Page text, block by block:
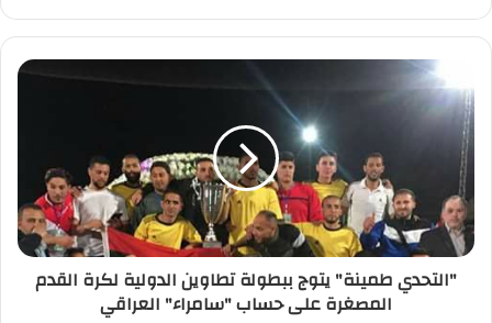
ر
ك
ا
ك
ت
ر
"التحدي طمينة" يتوج ببطولة تطاوين الدولية لكرة القدم
المصغرة على حساب "سامراء" العراقي